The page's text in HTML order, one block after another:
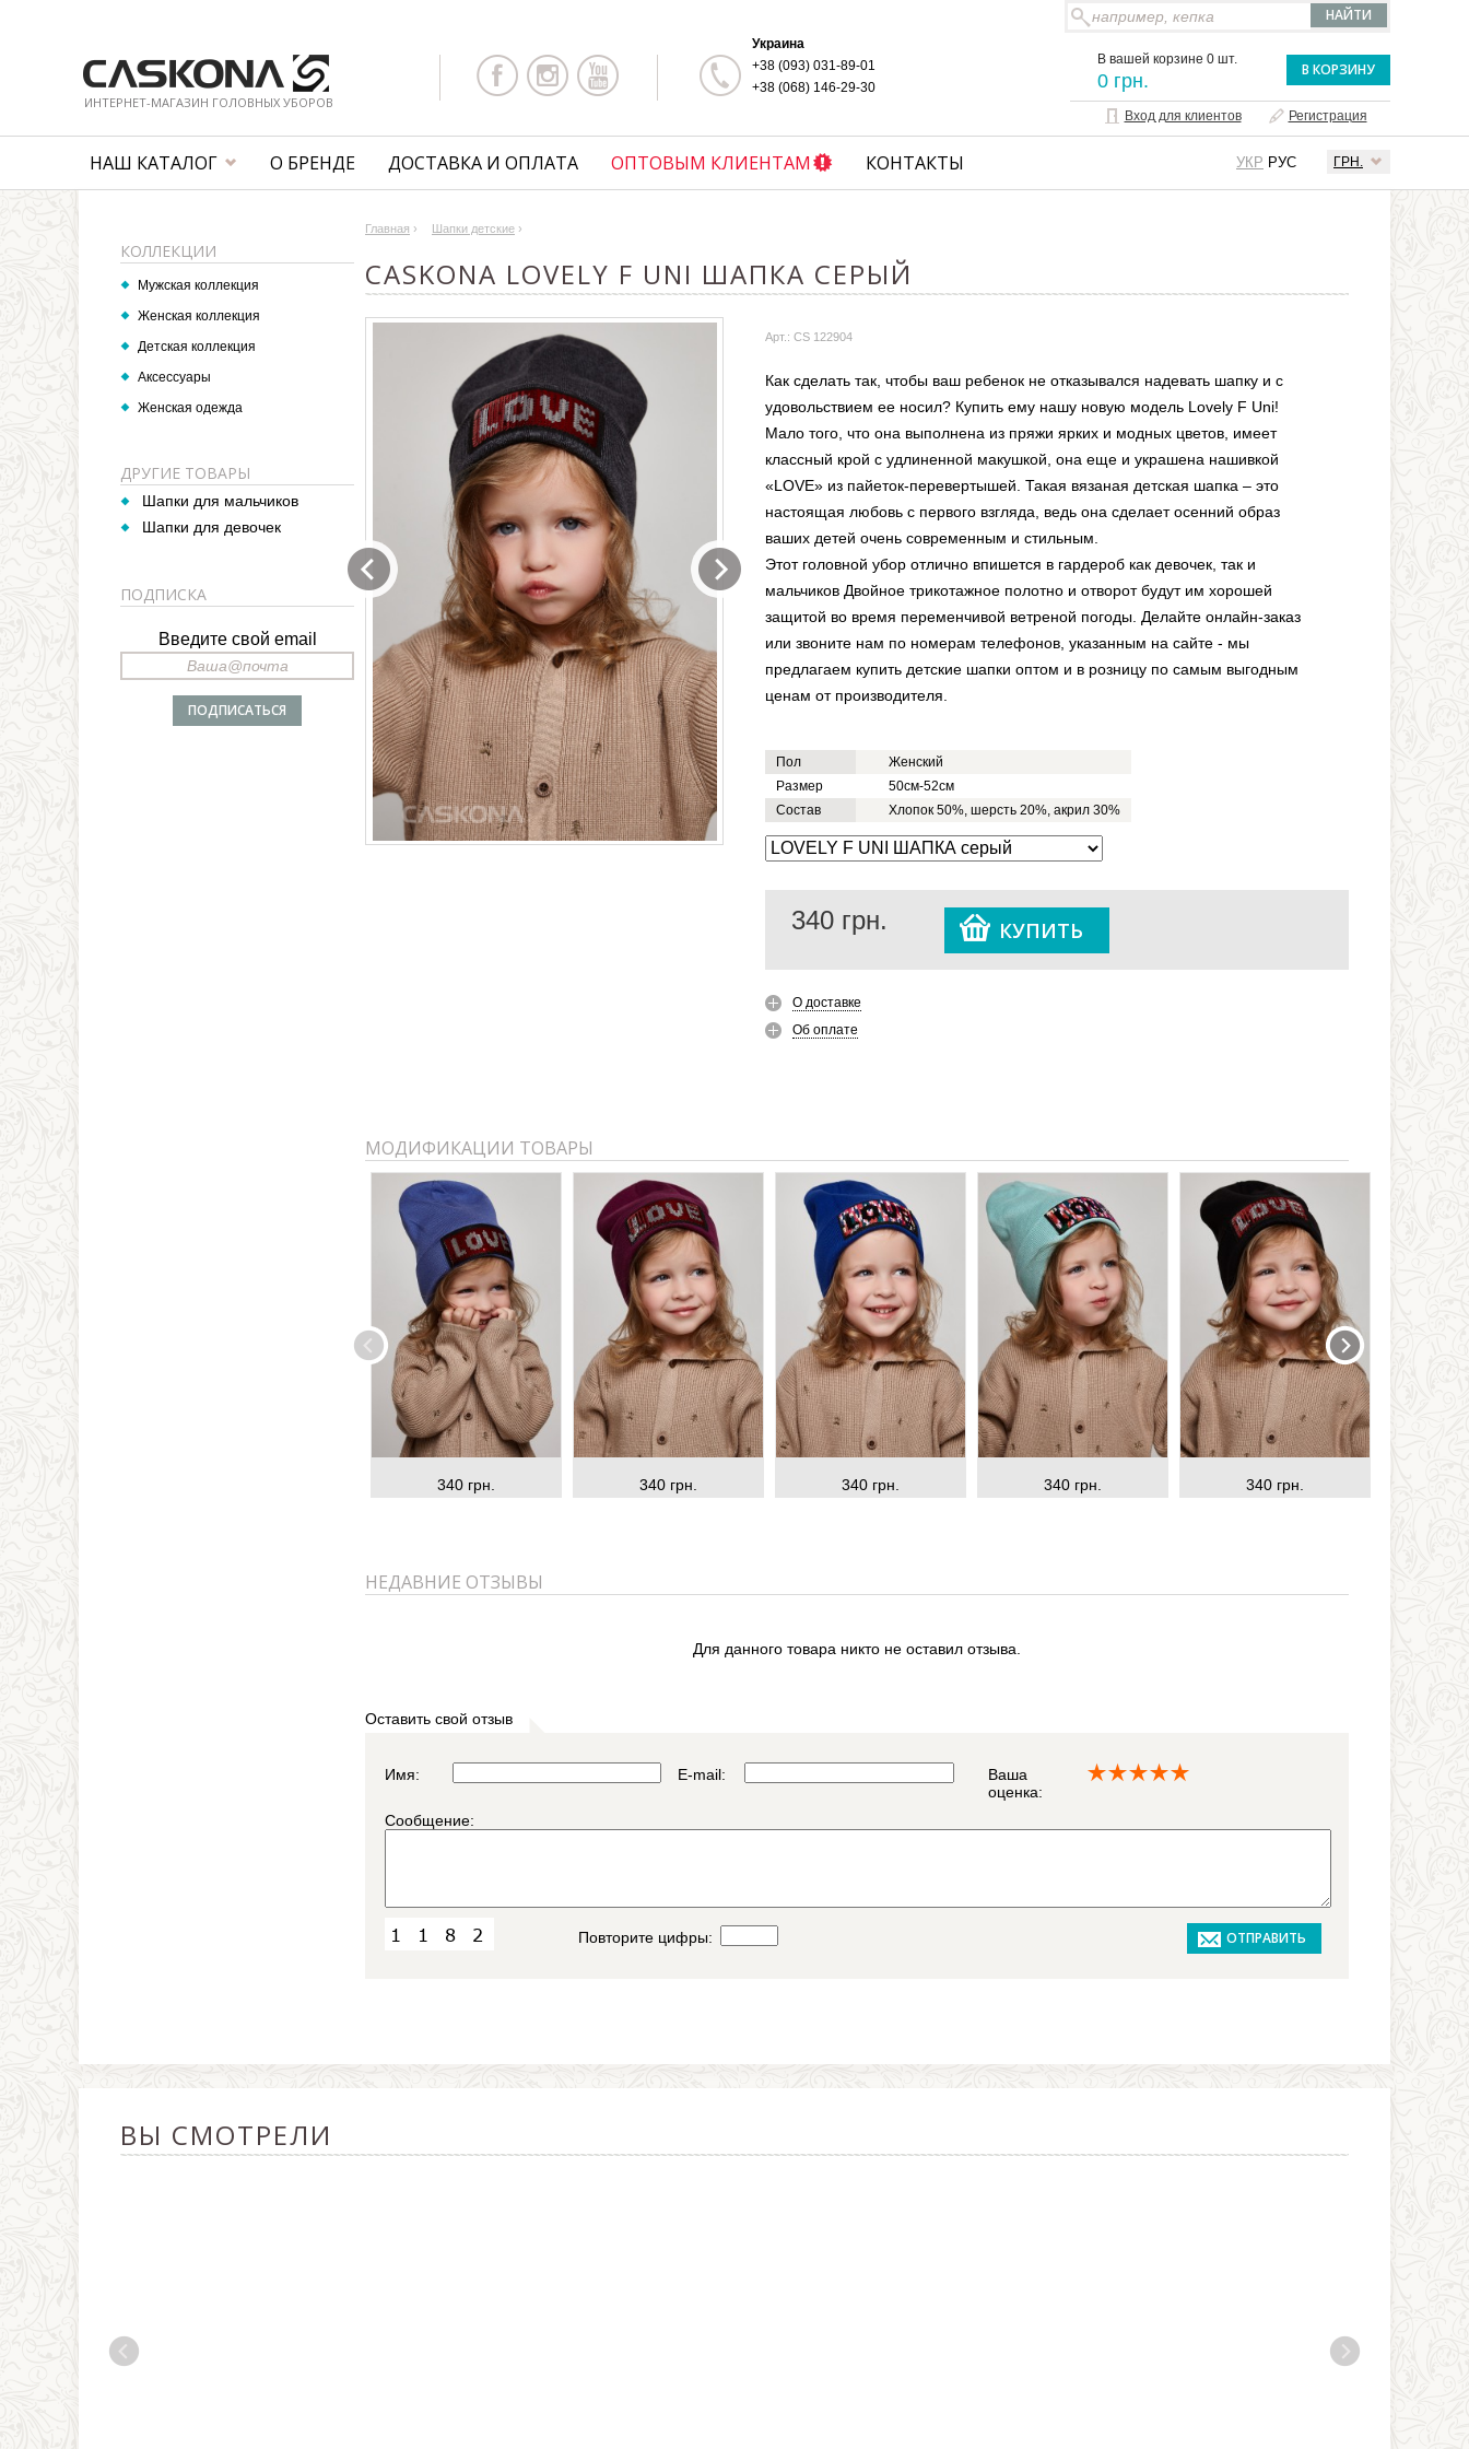
ИНТЕРНЕТ-МАГАЗИН ГОЛОВНЫХ УБОРОВ
Украина
+38 (093) 031-89-01
+38 (068) 146-29-30
В вашей корзине 0 шт.
0 грн.
В КОРЗИНУ
Вход для клиентов Регистрация
ГРН.
УКР РУС
НАШ КАТАЛОГ О БРЕНДЕ ДОСТАВКА И ОПЛАТА ОПТОВЫМ КЛИЕНТАМ КОНТАКТЫ
Главная › Шапки детские ›
CASKONA LOVELY F UNI ШАПКА СЕРЫЙ
Арт.: CS 122904
Как сделать так, чтобы ваш ребенок не отказывался надевать шапку и с
удовольствием ее носил? Купить ему нашу новую модель Lovely F Uni!
Мало того, что она выполнена из пряжи ярких и модных цветов, имеет
классный крой с удлиненной макушкой, она еще и украшена нашивкой
«LOVE» из пайеток-перевертышей. Такая вязаная детская шапка – это
настоящая любовь с первого взгляда, ведь она сделает осенний образ
ваших детей очень современным и стильным.
Этот головной убор отлично впишется в гардероб как девочек, так и
мальчиков Двойное трикотажное полотно и отворот будут им хорошей
защитой во время переменчивой ветреной погоды. Делайте онлайн-заказ
или звоните нам по номерам телефонов, указанным на сайте - мы
предлагаем купить детские шапки оптом и в розницу по самым выгодным
ценам от производителя.
Пол
Женский
Размер
50см-52см
Состав
Хлопок 50%, шерсть 20%, акрил 30%
340 грн. КУПИТЬ
О доставке
Об оплате
МОДИФИКАЦИИ ТОВАРЫ
340 грн. 340 грн. 340 грн. 340 грн. 340 грн.
НЕДАВНИЕ ОТЗЫВЫ
Для данного товара никто не оставил отзыва.
Оставить свой отзыв
Имя: E-mail:
Ваша
оценка:
Сообщение:
Повторите цифры:
КОЛЛЕКЦИИ
Мужская коллекция
Женская коллекция
Детская коллекция
Аксессуары
Женская одежда
ДРУГИЕ ТОВАРЫ
Шапки для мальчиков
Шапки для девочек
ПОДПИСКА
Введите свой email
ВЫ СМОТРЕЛИ